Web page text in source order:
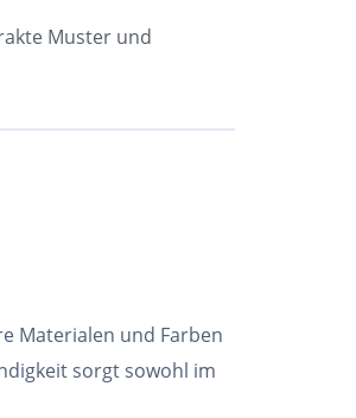
Muster und
Materialen und Farben
sorgt sowohl im